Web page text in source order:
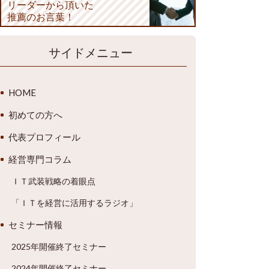
リーダーから頂いた
推薦のお言葉！
サイドメニュー
HOME
初めての方へ
代表プロフィール
経営専門コラム
ＩＴ武装戦略の着眼点
「ＩＴを経営に活用するラジオ」
セミナー情報
2025年開催終了セミナー